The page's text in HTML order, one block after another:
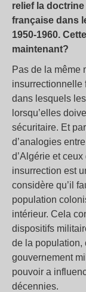
relief la
française dans
1950-1960.
maintenant?
Pas de la même
insurrectionnelle
dans lesquels
lorsqu’elles
sécuritaire. Et
d’analogies
d’Algérie et ceux
insurrection est
considère qu’il
population
intérieur. Cela
dispositifs
de la population,
gouvernement
pouvoir a
décennies.